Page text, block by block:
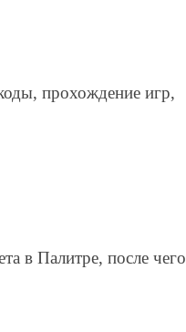
прохождение игр,
в Палитре, после чего